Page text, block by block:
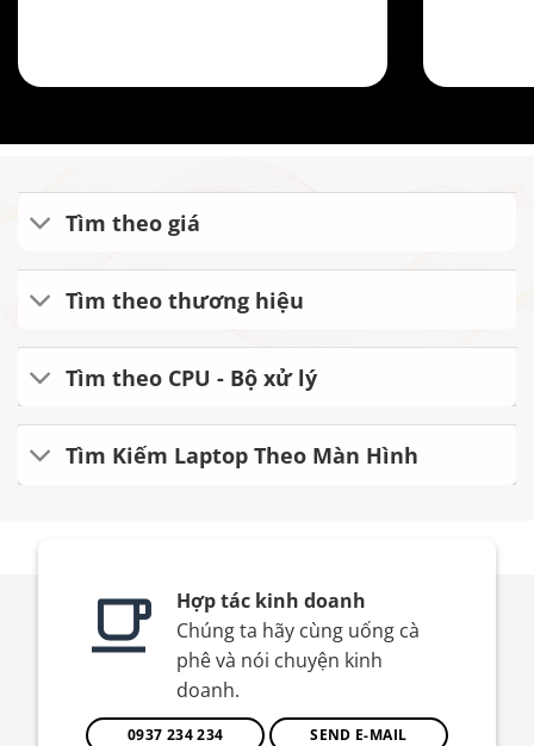
Tìm theo giá
Tìm theo thương hiệu
Tìm theo CPU - Bộ xử lý
Tìm Kiếm Laptop Theo Màn Hình
Hợp tác kinh doanh
Chúng ta hãy cùng uống cà
phê và nói chuyện kinh
doanh.
0937 234 234 SEND E-MAIL